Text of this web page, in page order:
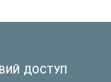
ДОСТУП